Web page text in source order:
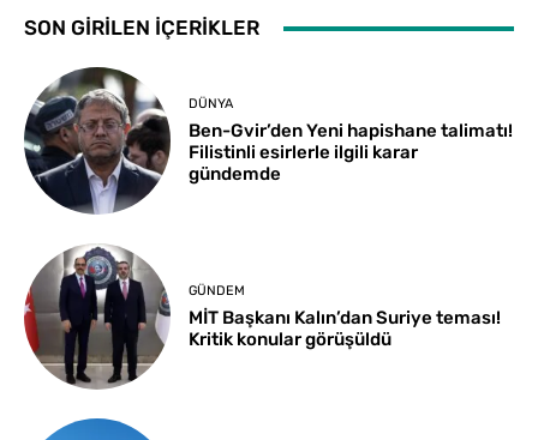
SON GİRİLEN İÇERİKLER
DÜNYA
Ben-Gvir’den Yeni hapishane talimatı!
Filistinli esirlerle ilgili karar
gündemde
GÜNDEM
MİT Başkanı Kalın’dan Suriye teması!
Kritik konular görüşüldü